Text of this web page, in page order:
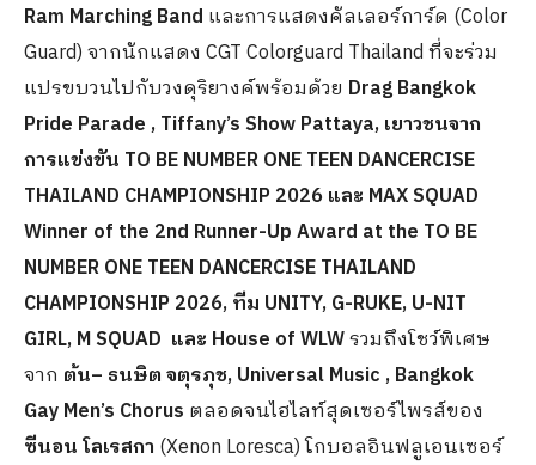
Ram Marching Band และการแสดงคัลเลอร์การ์ด (Color
Guard) จากนักแสดง CGT Colorguard Thailand ที่จะร่วม
แปรขบวนไปกับวงดุริยางค์พร้อมด้วย Drag Bangkok
Pride Parade, Tiffany’s Show Pattaya, เยาวชนจาก
การแข่งขัน TO BE NUMBER ONE TEEN DANCERCISE
THAILAND CHAMPIONSHIP 2026 และ MAX SQUAD
Winner of the 2nd Runner-Up Award at the TO BE
NUMBER ONE TEEN DANCERCISE THAILAND
CHAMPIONSHIP 2026, ทีม UNITY, G-RUKE, U-NIT
GIRL, M SQUAD และ House of WLWรวมถึงโชว์พิเศษ
จาก ต้น– ธนษิต จตุรภุช, Universal Music , Bangkok
Gay Men’s Chorus ตลอดจนไฮไลท์สุดเซอร์ไพรส์ของ
ซีนอน โลเรสกา (Xenon Loresca) โกบอลอินฟลูเอนเซอร์